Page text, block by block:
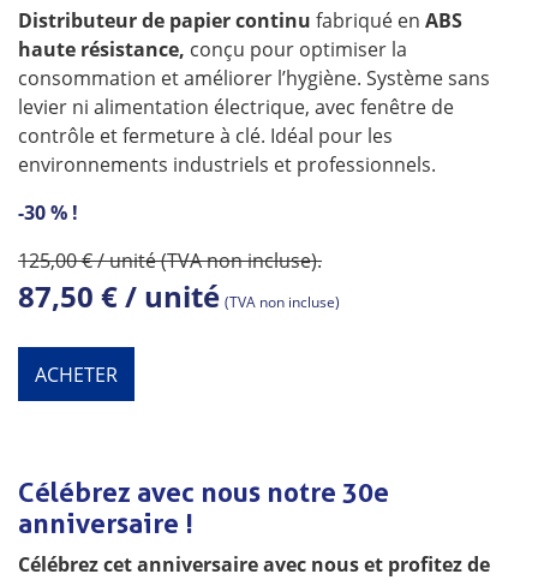
Distributeur de papier continu fabriqué en ABS
haute résistance, conçu pour optimiser la
consommation et améliorer l’hygiène. Système sans
levier ni alimentation électrique, avec fenêtre de
contrôle et fermeture à clé. Idéal pour les
environnements industriels et professionnels.
-30 % !
125,00 € / unité (TVA non incluse).
87,50 € / unité (TVA non incluse)
ACHETER
Célébrez avec nous notre 30e
anniversaire !
Célébrez cet anniversaire avec nous et profitez de